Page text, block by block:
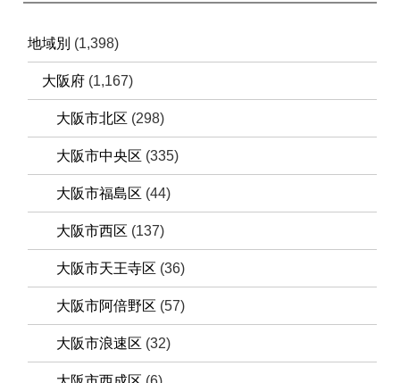
地域別 (1,398)
大阪府 (1,167)
大阪市北区 (298)
大阪市中央区 (335)
大阪市福島区 (44)
大阪市西区 (137)
大阪市天王寺区 (36)
大阪市阿倍野区 (57)
大阪市浪速区 (32)